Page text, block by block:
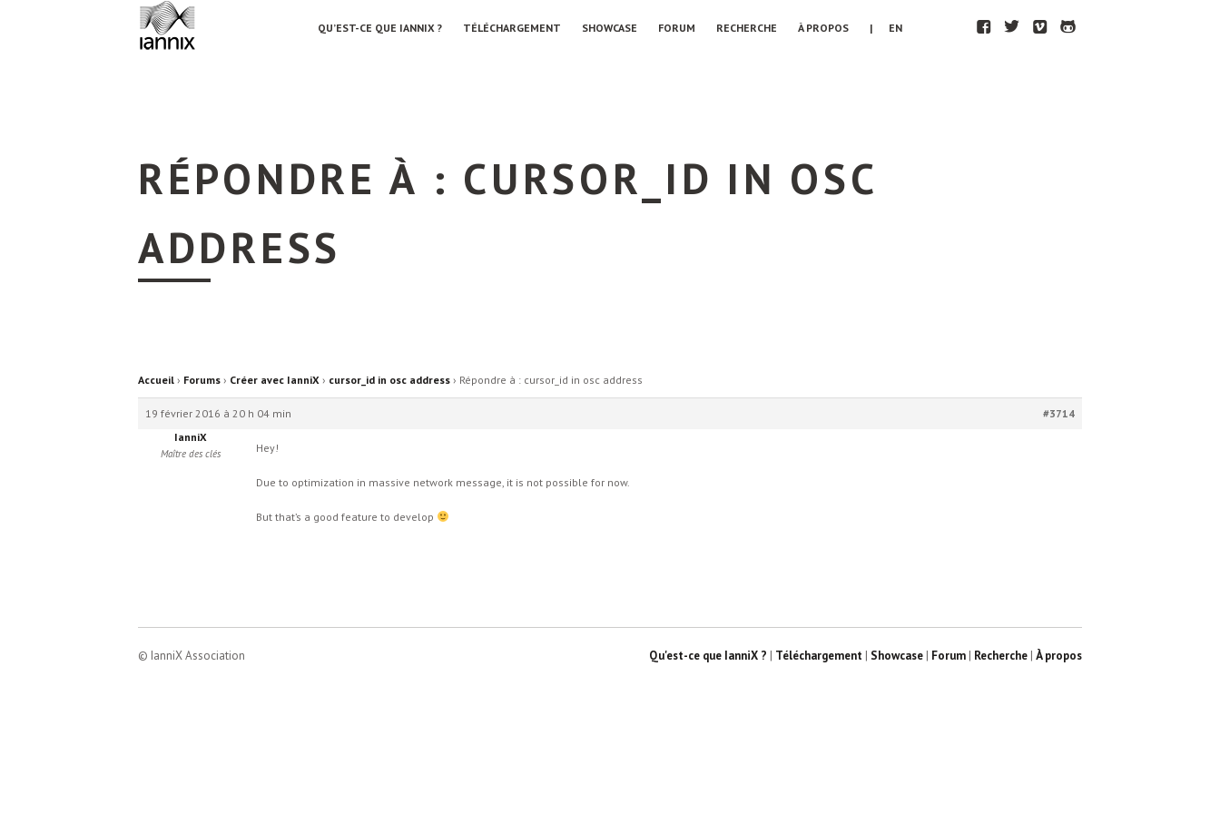
QU’EST-CE QUE IANNIX ? TÉLÉCHARGEMENT SHOWCASE FORUM RECHERCHE À PROPOS | EN F T V H
RÉPONDRE À : CURSOR_ID IN OSC
ADDRESS
Accueil › Forums › Créer avec IanniX › cursor_id in osc address › Répondre à : cursor_id in osc address
19 février 2016 à 20 h 04 min
#3714
IanniX
Maître des clés Hey!
Due to optimization in massive network message, it is not possible for now.
But that’s a good feature to develop
© IanniX Association Qu'est-ce que IanniX ? | Téléchargement | Showcase | Forum | Recherche | À propos